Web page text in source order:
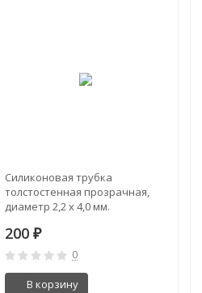
Силиконовая трубка
толстостенная прозрачная,
диаметр 2,2 х 4,0 мм.
200 ₽
0
В корзину